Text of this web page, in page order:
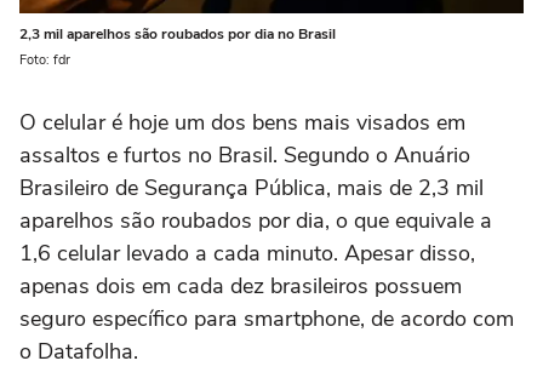
2,3 mil aparelhos são roubados por dia no Brasil
Foto: fdr
O celular é hoje um dos bens mais visados em
assaltos e furtos no Brasil. Segundo o Anuário
Brasileiro de Segurança Pública, mais de 2,3 mil
aparelhos são roubados por dia, o que equivale a
1,6 celular levado a cada minuto. Apesar disso,
apenas dois em cada dez brasileiros possuem
seguro específico para smartphone, de acordo com
o Datafolha.